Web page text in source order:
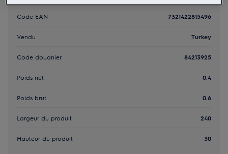
Code EAN 7321422815496
Vendu Turkey
Code douanier 84213925
Poids net 0.4
Poids brut 0.6
Largeur du produit 240
Hauteur du produit 30